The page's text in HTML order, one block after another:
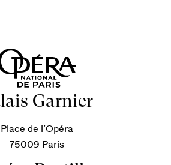
Garnier
Place de l’Opéra
75009 Paris